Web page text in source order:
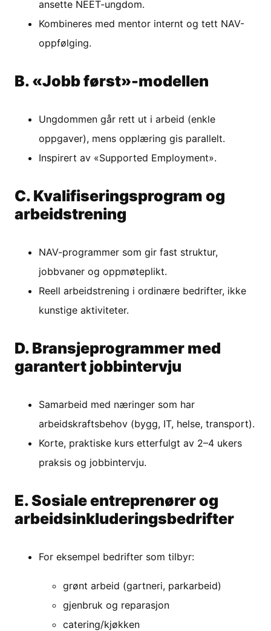
ansette NEET-ungdom.
Kombineres med mentor internt og tett NAV-
oppfølging.
B. «Jobb først»-modellen
Ungdommen går rett ut i arbeid (enkle
oppgaver), mens opplæring gis parallelt.
Inspirert av «Supported Employment».
C. Kvalifiseringsprogram og
arbeidstrening
NAV-programmer som gir fast struktur,
jobbvaner og oppmøteplikt.
Reell arbeidstrening i ordinære bedrifter, ikke
kunstige aktiviteter.
D. Bransjeprogrammer med
garantert jobbintervju
Samarbeid med næringer som har
arbeidskraftsbehov (bygg, IT, helse, transport).
Korte, praktiske kurs etterfulgt av 2–4 ukers
praksis og jobbintervju.
E. Sosiale entreprenører og
arbeidsinkluderingsbedrifter
For eksempel bedrifter som tilbyr:
grønt arbeid (gartneri, parkarbeid)
gjenbruk og reparasjon
catering/kjøkken